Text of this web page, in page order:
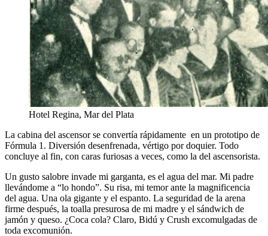
Hotel Regina, Mar del Plata
La cabina del ascensor se convertía rápidamente en un prototipo de
Fórmula 1. Diversión desenfrenada, vértigo por doquier. Todo
concluye al fin, con caras furiosas a veces, como la del ascensorista.
Un gusto salobre invade mi garganta, es el agua del mar. Mi padre
llevándome a “lo hondo”. Su risa, mi temor ante la magnificencia
del agua. Una ola gigante y el espanto. La seguridad de la arena
firme después, la toalla presurosa de mi madre y el sándwich de
jamón y queso. ¿Coca cola? Claro, Bidú y Crush excomulgadas de
toda excomunión.